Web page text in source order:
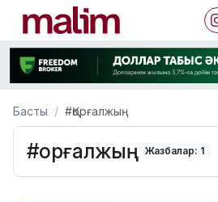
Басты #Қорғалжың
#Қорғалжың Жазбалар: 1